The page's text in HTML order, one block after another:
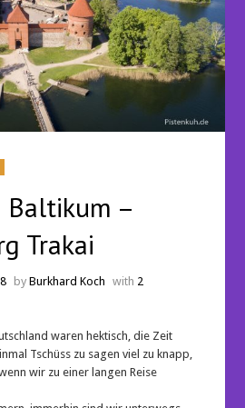
Baltikum –
Trakai
byBurkhard Koch with 2
waren hektisch, die Zeit
Tschüss zu sagen viel zu knapp,
wir zu einer langen Reise